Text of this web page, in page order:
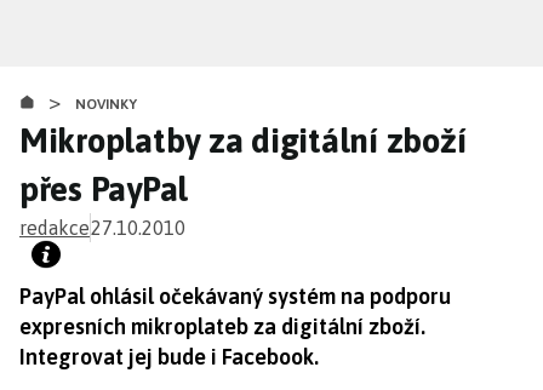
obsahu
> NOVINKY
Mikroplatby za digitální zboží
přes PayPal
redakce27.10.2010
PayPal ohlásil očekávaný systém na podporu
expresních mikroplateb za digitální zboží.
Integrovat jej bude i Facebook.